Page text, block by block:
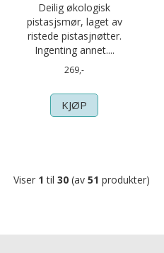
Deilig økologisk
pistasjsmør, laget av
ristede pistasjnøtter.
Ingenting annet....
269,-
KJØP
Viser 1 til 30 (av 51 produkter)